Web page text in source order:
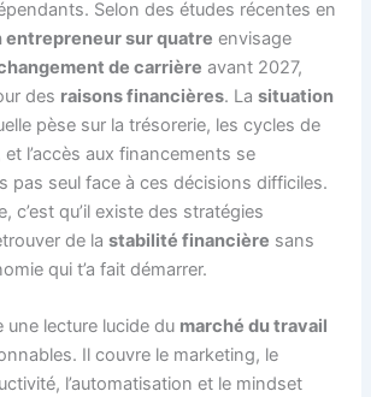
Selon des études récentes en
entrepreneur sur quatre envisage
de carrière avant 2027,
des raisons financières. Lasituation
pèse sur la trésorerie, les cycles de
et l’accès aux financements se
pas seul face à ces décisions difficiles.
c’est qu’il existe des stratégies
de lastabilité financière sans
qui t’a fait démarrer.
une lecture lucide du marché du travail
Il couvre le marketing, le
l’automatisation et le mindset